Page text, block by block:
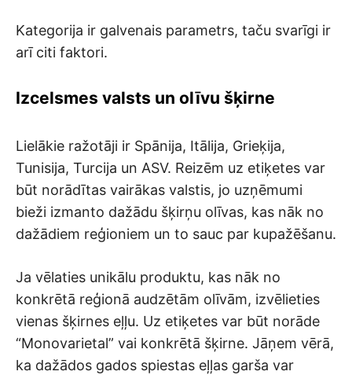
Kategorija ir galvenais parametrs, taču svarīgi ir
arī citi faktori.
Izcelsmes valsts un olīvu šķirne
Lielākie ražotāji ir Spānija, Itālija, Grieķija,
Tunisija, Turcija un ASV. Reizēm uz etiķetes var
būt norādītas vairākas valstis, jo uzņēmumi
bieži izmanto dažādu šķirņu olīvas, kas nāk no
dažādiem reģioniem un to sauc par kupažēšanu.
Ja vēlaties unikālu produktu, kas nāk no
konkrētā reģionā audzētām olīvām, izvēlieties
vienas šķirnes eļļu. Uz etiķetes var būt norāde
“Monovarietal” vai konkrētā šķirne. Jāņem vērā,
ka dažādos gados spiestas eļļas garša var